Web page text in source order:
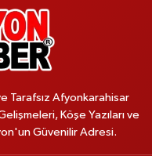
Tarafsız Afyonkarahisar
Köşe Yazıları ve
Güvenilir Adresi.